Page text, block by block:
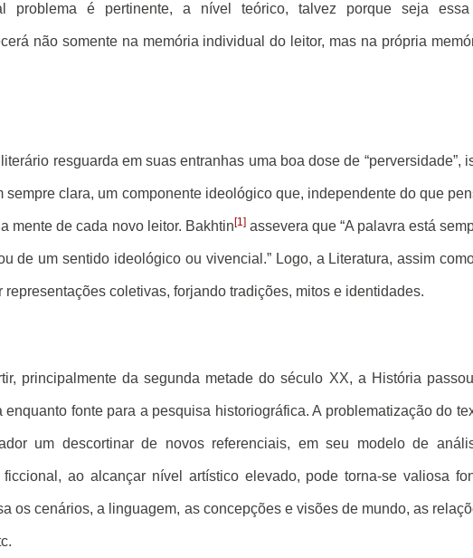
problema é pertinente, a nível teórico, talvez porque seja
não somente na memória individual do leitor, mas na própria
resguarda em suas entranhas uma boa dose de “perversidade”,
sempre clara, um componente ideológico que, independente do que
mente de cada novo leitor. Bakhtin[1]assevera que “A palavra está
de um sentido ideológico ou vivencial.” Logo, a Literatura, assim
representações coletivas, forjando tradições, mitos e identidades.
principalmente da segunda metade do século XX, a História
fonte para a pesquisa historiográfica. A problematização do
um descortinar de novos referenciais, em seu modelo de
ao alcançar nível artístico elevado, pode torna-se valiosa
os cenários, a linguagem, as concepções e visões de mundo, as